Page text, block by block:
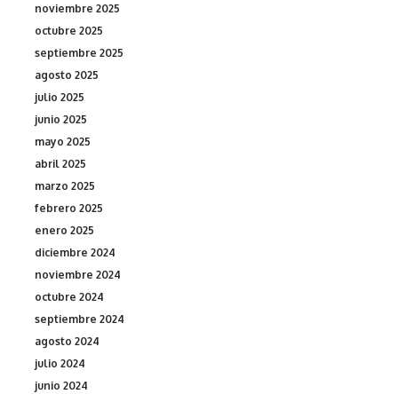
noviembre 2025
octubre 2025
septiembre 2025
agosto 2025
julio 2025
junio 2025
mayo 2025
abril 2025
marzo 2025
febrero 2025
enero 2025
diciembre 2024
noviembre 2024
octubre 2024
septiembre 2024
agosto 2024
julio 2024
junio 2024